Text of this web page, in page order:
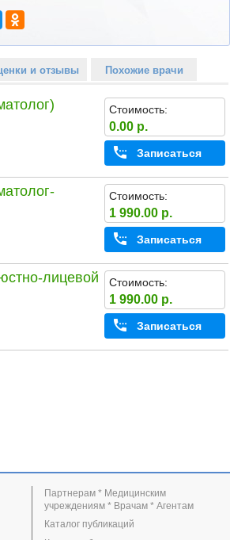
и отзывы Похожие врачи
Стоимость:
0.00 р.
Записаться
Стоимость:
1 990.00 р.
Записаться
лицевой
Стоимость:
1 990.00 р.
Записаться
Партнерам * Медицинским
учреждениям * Врачам * Агентам
Каталог публикаций